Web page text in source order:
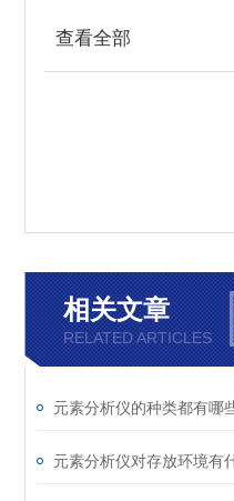
查看全部
相关文章
RELATED ARTICLES